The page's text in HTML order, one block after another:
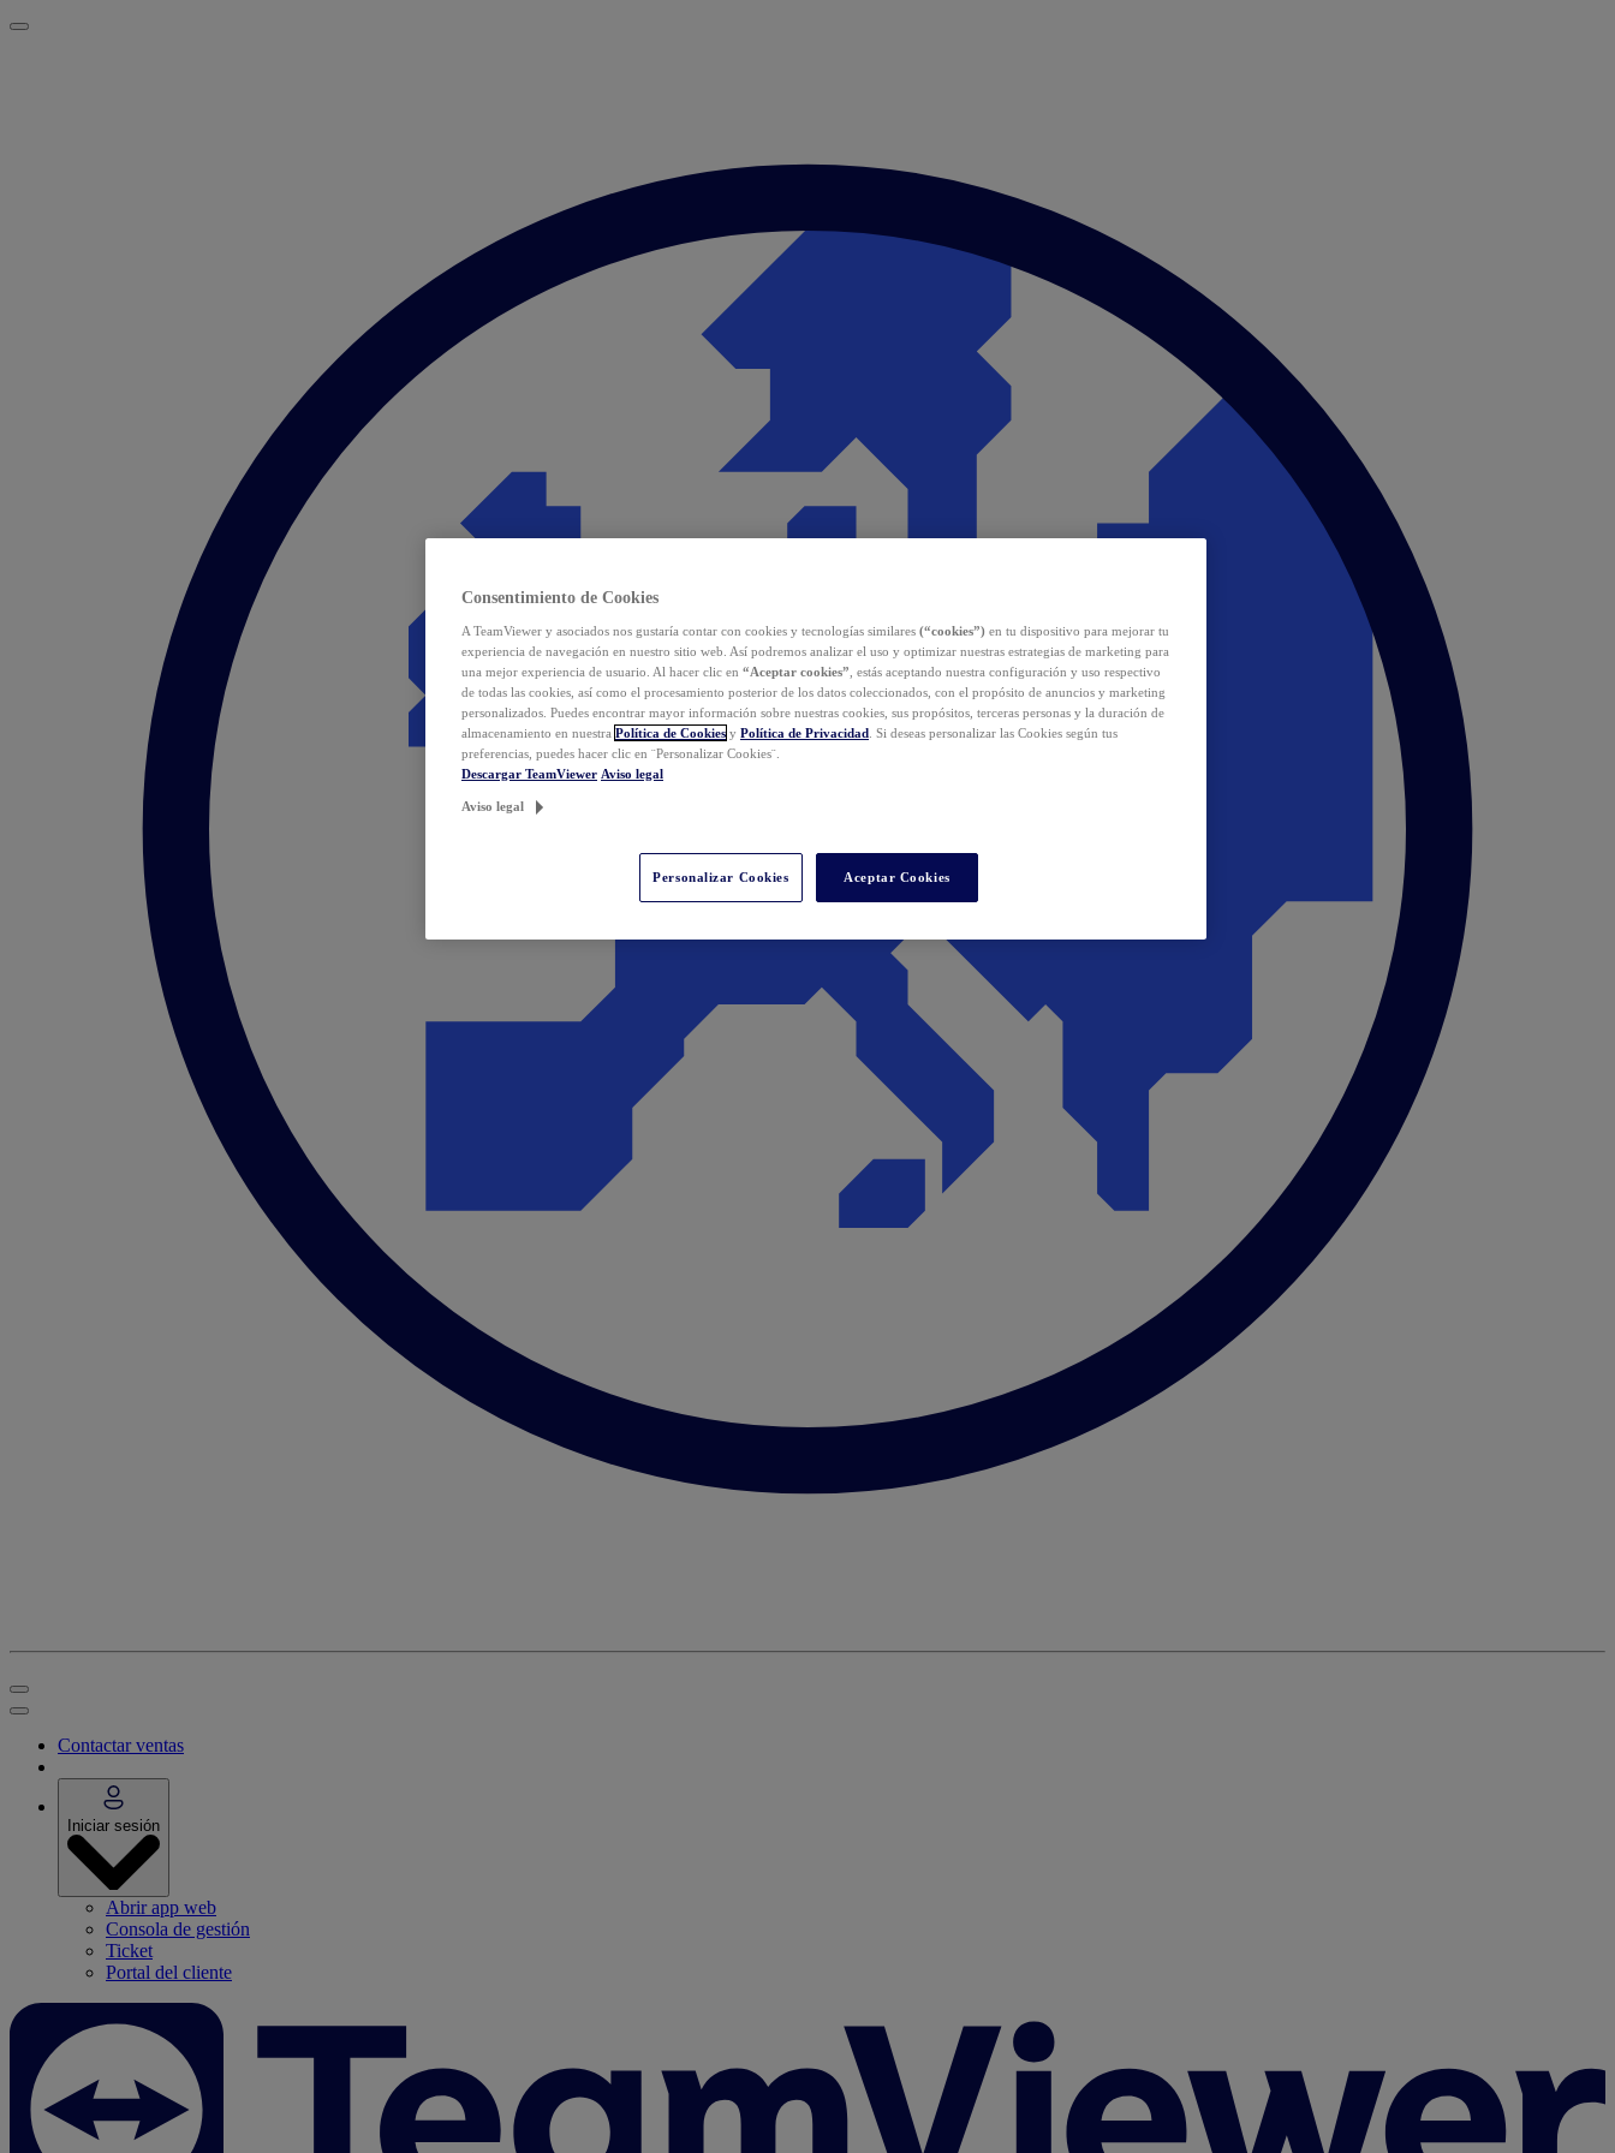
Contactar ventas
Iniciar sesión
Abrir app web
Consola de gestión
Ticket
Portal del cliente
Consentimiento de Cookies
A TeamViewer y asociados nos gustaría contar con cookies y tecnologías similares (“cookies”) en tu dispositivo para mejorar tu
experiencia de navegación en nuestro sitio web. Así podremos analizar el uso y optimizar nuestras estrategias de marketing para
una mejor experiencia de usuario. Al hacer clic en “Aceptar cookies” , estás aceptando nuestra configuración y uso respectivo
de todas las cookies, así como el procesamiento posterior de los datos coleccionados, con el propósito de anuncios y marketing
personalizados. Puedes encontrar mayor información sobre nuestras cookies, sus propósitos, terceras personas y la duración de
almacenamiento en nuestra Política de Cookies y Política de Privacidad . Si deseas personalizar las Cookies según tus
preferencias, puedes hacer clic en ¨Personalizar Cookies¨.
Descargar TeamViewer Aviso legal
Aviso legal
Personalizar Cookies Aceptar Cookies